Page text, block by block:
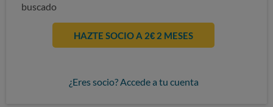
buscado
HAZTE SOCIO A 2€ 2 MESES
¿Eres socio? Accede a tu cuenta